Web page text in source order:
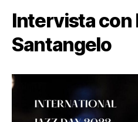
Intervista con
Santangelo